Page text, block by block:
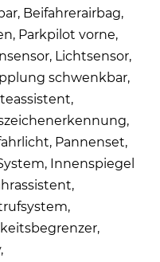
Beifahrerairbag,
Parkpilot vorne,
Lichtsensor,
schwenkbar,
Pannenset,
Innenspiegel